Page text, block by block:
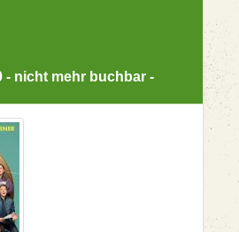
- nicht mehr buchbar -